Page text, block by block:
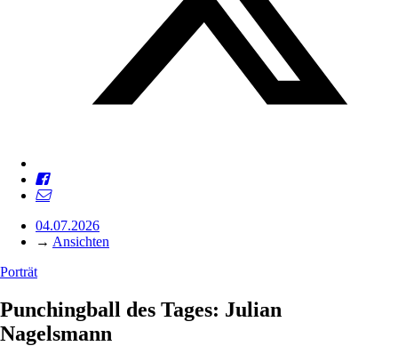
04.07.2026
→ Ansichten
Porträt
Punchingball des Tages: Julian
Nagelsmann